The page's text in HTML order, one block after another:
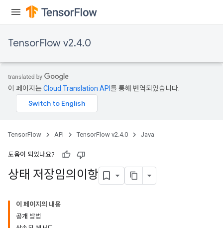
TensorFlow v2.4.0
이 페이지는Cloud Translation API 를 통해 번역되었습니다.
TensorFlow API TensorFlow v2.4.0 Java
도움이 되었나요?
상태 저장임의이항
이 페이지의 내용
공개 방법